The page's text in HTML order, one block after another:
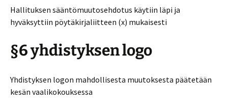
Hallituksen sääntömuutosehdotus käytiin läpi ja
hyväksyttiin pöytäkirjaliitteen (x) mukaisesti
§6 yhdistyksen logo
Yhdistyksen logon mahdollisesta muutoksesta päätetään
kesän vaalikokouksessa